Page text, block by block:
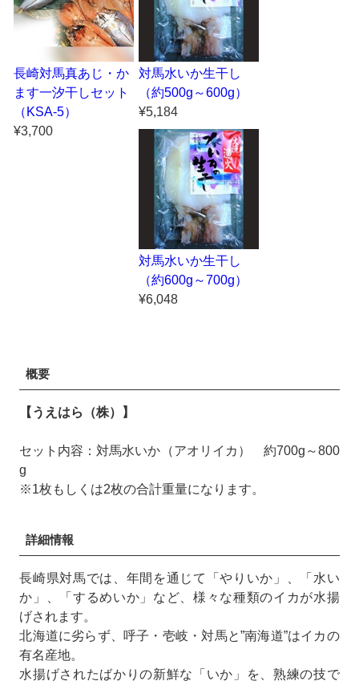
長崎対馬真あじ・か
ます一汐干しセット
（KSA-5）
¥3,700
対馬水いか生干し
（約500g～600g）
¥5,184
対馬水いか生干し
（約600g～700g）
¥6,048
概要
【うえはら（株）】
セット内容：対馬水いか（アオリイカ） 約700g～800
g
※1枚もしくは2枚の合計重量になります。
詳細情報
長崎県対馬では、年間を通じて「やりいか」、「水い
か」、「するめいか」など、様々な種類のイカが水揚
げされます。
北海道に劣らず、呼子・壱岐・対馬と”南海道”はイカの
有名産地。
水揚げされたばかりの新鮮な「いか」を、熟練の技で